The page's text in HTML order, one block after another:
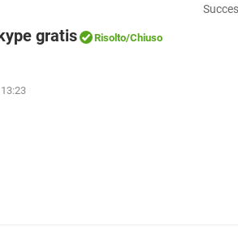
gratis Risolto/Chiuso